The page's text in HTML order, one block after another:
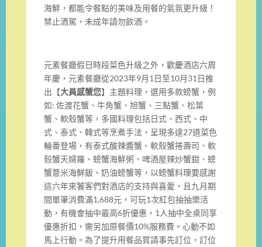
海鮮，都能令餐點的美味及用餐的氣氛更升級！
禁止酒駕，未成年請勿飲酒。
元素餐廳假日時段菜色升級之外，歡慶酒店六周
年慶，元素餐廳從2023年9月1日至10月31日推
出【大員感蟹您】主題料理，選用多款螃蟹，例
如: 佐渡花蟹、牛角蟹、旭蟹、三點蟹、松葉
蟹、軟殼蟹等，多國料理包括日式、西式、中
式、泰式、韓式等烹煮手法，呈現多達27道菜色
輪番登場，有泰式酸辣醬蟹、軟殼蟹捲壽司、軟
殼蟹天婦羅、螃蟹海鮮粥、啤酒屋辣炒蟹鉗、螃
蟹薏米海鮮飯、奶油螃蟹等，以螃蟹料理要感謝
這六年來饕客們對酒店的支持與喜愛，且九月期
間單筆消費滿1,688元，可玩1次紅包抽抽樂活
動，有機會抽中最高6折優惠，1人抽中全桌同享
優惠折扣，需另加原餐價10%服務費。心動不如
馬上行動。為了提升用餐品質請事先訂位，訂位